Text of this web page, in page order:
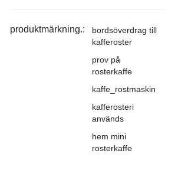
produktmärkning.:
bordsöverdrag till
kafferoster
prov på
rosterkaffe
kaffe_rostmaskin
kafferosteri
används
hem mini
rosterkaffe